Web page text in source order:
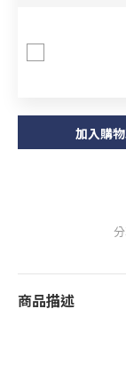
加入購
商品描述